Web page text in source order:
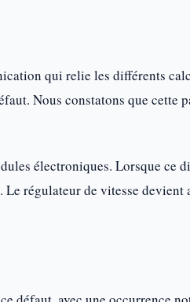
qui relie les différents
Nous constatons que cette
électroniques. Lorsque ce
régulateur de vitesse